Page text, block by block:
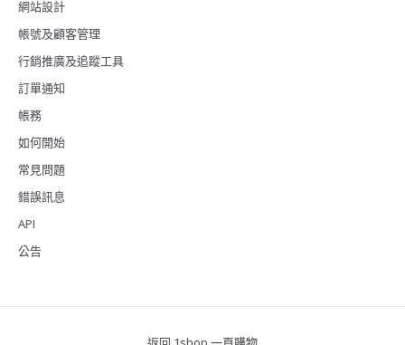
網站設計
帳號及顧客管理
行銷推廣及追蹤工具
訂單通知
帳務
如何開始
常見問題
錯誤訊息
API
公告